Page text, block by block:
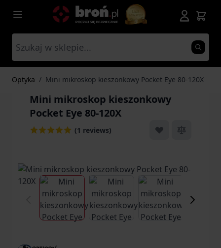
Przejdź do treści
Optyka / Mini mikroskop kieszonkowy Pocket Eye 80-120X
Mini mikroskop kieszonkowy
Pocket Eye 80-120X
(1 reviews)
View larger imageView larger imageView larger